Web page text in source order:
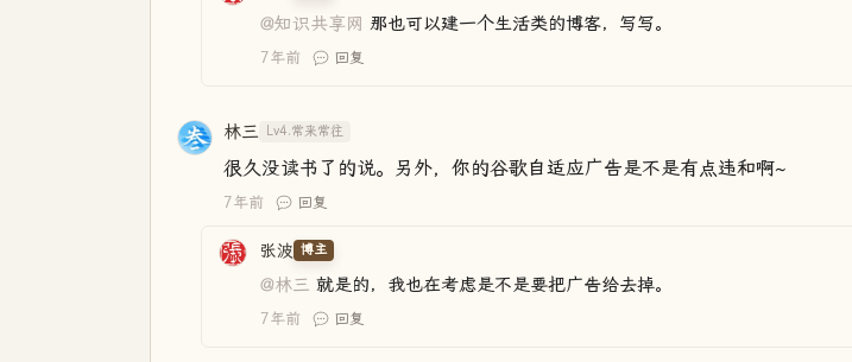
@知识共享网 那也可以建一个生活类的博客，写写。
7年前 回复
林三 Lv4.常来常往
很久没读书了的说。另外，你的谷歌自适应广告是不是有点违和啊~
7年前 回复
张波 博主
@林三 就是的，我也在考虑是不是要把广告给去掉。
7年前 回复